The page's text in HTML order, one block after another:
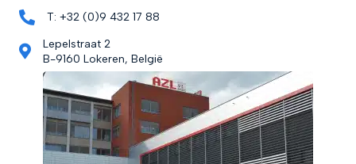
T: +32 (0)9 432 17 88
Lepelstraat 2
B-9160 Lokeren, België